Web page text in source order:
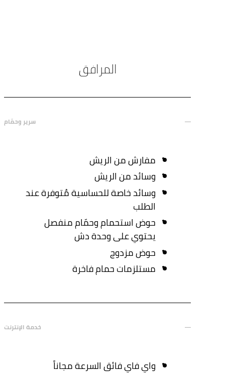
المرافق
سرير وحمّام
مفارش من الريش
وسائد من الريش
وسائد خاصة للحساسية مُتوفرة عند
الطلب
حوض استحمام وحمّام منفصل
يحتوي على وحدة دش
حوض مزدوج
مستلزمات حمام فاخرة
خدمة الإنترنت
واي فاي فائق السرعة مجاناً